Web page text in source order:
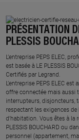
PRÉSENTATION
PLESSIS
L’entreprise PEPS ELEC,
est basée à LE PLESSIS
Certifiés par Legrand.​
L’entreprise PEPS ELEC
offre connectée mais aussi
interrupteurs, disjoncteurs,
respectant les exigences
d’habitation. Vous êtes à la
PLESSIS BOUCHARD ou
personnel (appartement,